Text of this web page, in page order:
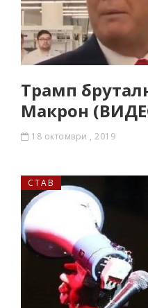
Трамп
Макрон
18 октомври , 2019
СТАВ